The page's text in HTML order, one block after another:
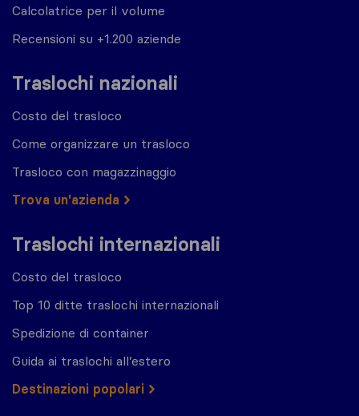
Calcolatrice per il volume
Recensioni su +1.200 aziende
Traslochi nazionali
Costo del trasloco
Come organizzare un trasloco
Trasloco con magazzinaggio
Trova un'azienda
Traslochi internazionali
Costo del trasloco
Top 10 ditte traslochi internazionali
Spedizione di container
Guida ai traslochi all’estero
Destinazioni popolari